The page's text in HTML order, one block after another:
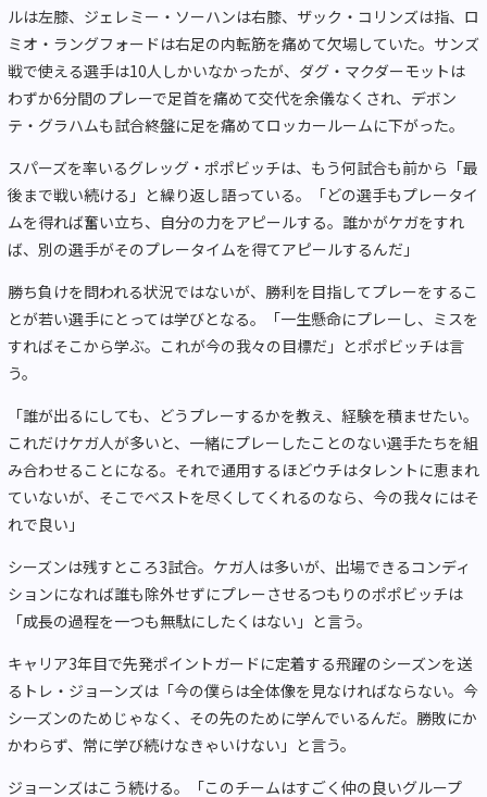
ルは左膝、ジェレミー・ソーハンは右膝、ザック・コリンズは指、ロ
ミオ・ラングフォードは右足の内転筋を痛めて欠場していた。サンズ
戦で使える選手は10人しかいなかったが、ダグ・マクダーモットは
わずか6分間のプレーで足首を痛めて交代を余儀なくされ、デボン
テ・グラハムも試合終盤に足を痛めてロッカールームに下がった。
スパーズを率いるグレッグ・ポポビッチは、もう何試合も前から「最
後まで戦い続ける」と繰り返し語っている。「どの選手もプレータイ
ムを得れば奮い立ち、自分の力をアピールする。誰かがケガをすれ
ば、別の選手がそのプレータイムを得てアピールするんだ」
勝ち負けを問われる状況ではないが、勝利を目指してプレーをするこ
とが若い選手にとっては学びとなる。「一生懸命にプレーし、ミスを
すればそこから学ぶ。これが今の我々の目標だ」とポポビッチは言
う。
「誰が出るにしても、どうプレーするかを教え、経験を積ませたい。
これだけケガ人が多いと、一緒にプレーしたことのない選手たちを組
み合わせることになる。それで通用するほどウチはタレントに恵まれ
ていないが、そこでベストを尽くしてくれるのなら、今の我々にはそ
れで良い」
シーズンは残すところ3試合。ケガ人は多いが、出場できるコンディ
ションになれば誰も除外せずにプレーさせるつもりのポポビッチは
「成長の過程を一つも無駄にしたくはない」と言う。
キャリア3年目で先発ポイントガードに定着する飛躍のシーズンを送
るトレ・ジョーンズは「今の僕らは全体像を見なければならない。今
シーズンのためじゃなく、その先のために学んでいるんだ。勝敗にか
かわらず、常に学び続けなきゃいけない」と言う。
ジョーンズはこう続ける。「このチームはすごく仲の良いグループ